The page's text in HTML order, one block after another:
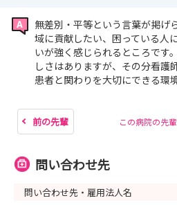
無差別・平等という言葉が掲げ
域に貢献したい、困っている人
いが強く感じられるところです
しさはありますが、その分看護
患者と関わりを大切にできる環
前の先輩 この病院の先
問い合わせ先
問い合わせ先・雇用法人名